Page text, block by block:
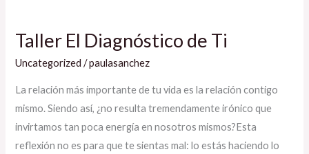
Taller El Diagnóstico de Ti
Uncategorized /paulasanchez
La relación más importante de tu vida es la relación contigo
mismo. Siendo así, ¿no resulta tremendamente irónico que
invirtamos tan poca energía en nosotros mismos?Esta
reflexión no es para que te sientas mal: lo estás haciendo lo
Diagnóstico
de